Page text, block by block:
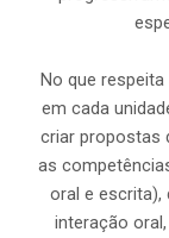
No que
em cada
criar propostas
as
oral e escrita),
interação